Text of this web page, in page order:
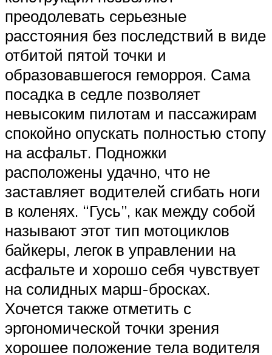
преодолевать серьезные
расстояния без последствий в виде
отбитой пятой точки и
образовавшегося геморроя. Сама
посадка в седле позволяет
невысоким пилотам и пассажирам
спокойно опускать полностью стопу
на асфальт. Подножки
расположены удачно, что не
заставляет водителей сгибать ноги
в коленях. “Гусь”, как между собой
называют этот тип мотоциклов
байкеры, легок в управлении на
асфальте и хорошо себя чувствует
на солидных марш-бросках.
Хочется также отметить с
эргономической точки зрения
хорошее положение тела водителя